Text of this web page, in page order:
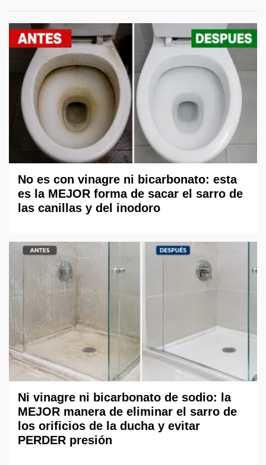
No es con vinagre ni bicarbonato: esta
es la MEJOR forma de sacar el sarro de
las canillas y del inodoro
Ni vinagre ni bicarbonato de sodio: la
MEJOR manera de eliminar el sarro de
los orificios de la ducha y evitar
PERDER presión